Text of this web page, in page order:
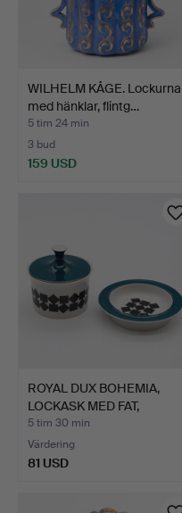
WILHELM KÅGE. Lockurna
med hänklar, flintg…
5 tim 24 min
3 bud
159 USD
ROYAL DUX BOHEMIA,
LOCKASK MED FAT,
PORSLI…
5 tim 30 min
Värdering
81 USD